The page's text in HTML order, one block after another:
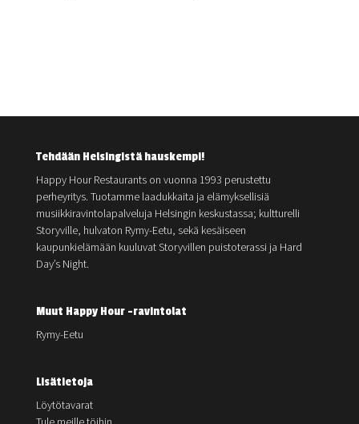
Tehdään Helsingistä hauskempi!
Happy Hour Restaurants on vuonna 1993 perustettu
perheyritys. Tuotamme laadukkaita ja elämyksellisiä
musiikkiravintolapalveluja Helsingin keskustassa; kultturelli
Storyville, hulvaton Rymy-Eetu, sekä kesäiseen
kaupunkielämään kuuluvat Storyvillen puistoterassi ja Hard
Day’s Night.
Muut Happy Hour -ravintolat
Rymy-Eetu
Lisätietoja
Löytötavarat